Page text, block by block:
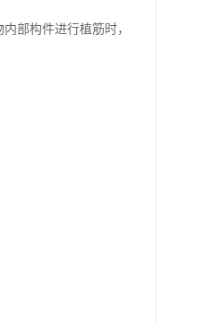
部构件进行植筋时，